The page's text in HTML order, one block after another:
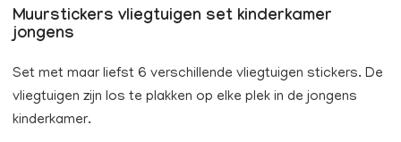
Muurstickers vliegtuigen set kinderkamer
jongens
Set met maar liefst 6 verschillende vliegtuigen stickers. De
vliegtuigen zijn los te plakken op elke plek in de jongens
kinderkamer.